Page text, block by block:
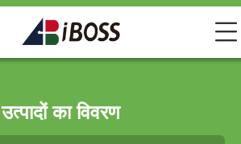
उत्पादों का विवरण